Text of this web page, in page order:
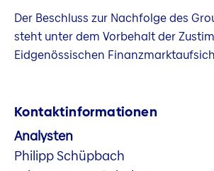
Der Beschluss zur Nachfolge des
steht unter dem Vorbehalt der
Eidgenössischen
Kontaktinformationen
Analysten
Philipp Schüpbach